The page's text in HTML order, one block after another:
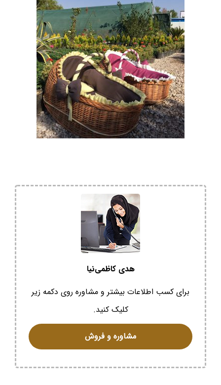
هدی کاظمی‌نیا
برای کسب اطلاعات بیشتر و مشاوره روی دکمه زیر
کلیک کنید.
مشاوره و فروش